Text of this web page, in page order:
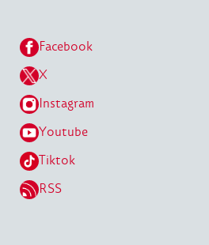
Facebook
X
Instagram
Youtube
Tiktok
RSS